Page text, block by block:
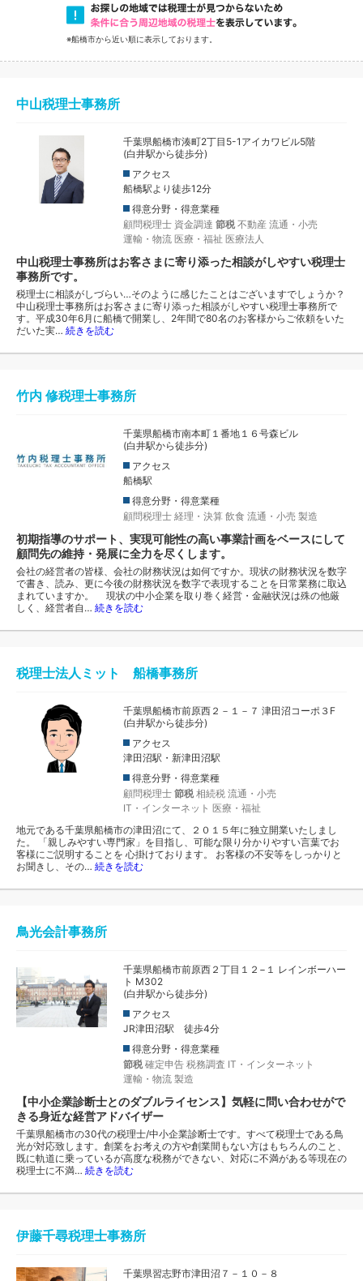
※船橋市から近い順に表示しております。
中山税理士事務所
千葉県船橋市湊町​2丁目5-1​アイカワビル​5階
(白井駅から徒歩分)
アクセス
船橋駅より徒歩12分
得意分野・得意業種
顧問税理士 資金調達 節税 不動産 流通・小売
運輸・物流 医療・福祉 医療法人
中山税理士事務所はお客さまに寄り添った相談がしやすい税理士
事務所です。
​​税理士に相談がしづらい…そのように感じたことはございますでしょうか？
中山税理士事務所はお客さまに寄り添った相談がしやすい税理士事務所で
す。平成30年6月に船橋で開業し、2年間で80名のお客様からご依頼をいた
だいた実… 続きを読む
竹内 修税理士事務所
千葉県船橋市南本町１番地１６号森ビル
(白井駅から徒歩分)
アクセス
船橋駅
得意分野・得意業種
顧問税理士 経理・決算 飲食 流通・小売 製造
初期指導のサポート、実現可能性の高い事業計画をベースにして
顧問先の維持・発展に全力を尽くします。
会社の経営者の皆様、会社の財務状況は如何ですか。現状の財務状況を数字
で書き、読み、更に今後の財務状況を数字で表現することを日常業務に取込
まれていますか。 現状の中小企業を取り巻く経営・金融状況は殊の他厳
しく、経営者自… 続きを読む
税理士法人ミット 船橋事務所
千葉県船橋市前原西２－１－７ 津田沼コーポ３F
(白井駅から徒歩分)
アクセス
津田沼駅・新津田沼駅
得意分野・得意業種
顧問税理士 節税 相続税 流通・小売
IT・インターネット 医療・福祉
地元である千葉県船橋市の津田沼にて、２０１５年に独立開業いたしまし
た。 「親しみやすい専門家」を目指し、可能な限り分かりやすい言葉でお
客様にご説明することを 心掛けております。 お客様の不安等をしっかりと
お聞きし、その… 続きを読む
鳥光会計事務所
千葉県船橋市前原西２丁目１２−１ レインボーハー
ト M302
(白井駅から徒歩分)
アクセス
JR津田沼駅 徒歩4分
得意分野・得意業種
節税 確定申告 税務調査 IT・インターネット
運輸・物流 製造
【中小企業診断士とのダブルライセンス】気軽に問い合わせがで
きる身近な経営アドバイザー
千葉県船橋市の30代の税理士/中小企業診断士です。すべて税理士である鳥
光が対応致します。創業をお考えの方や創業間もない方はもちろんのこと、
既に軌道に乗っているが高度な税務ができない、対応に不満がある等現在の
税理士に不満… 続きを読む
伊藤千尋税理士事務所
千葉県習志野市津田沼７－１０－８